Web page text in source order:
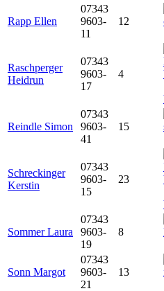
Rapp Ellen
07343
9603-
11
12
Raschperger
Heidrun
07343
9603-
17
4
Reindle Simon
07343
9603-
41
15
Schreckinger
Kerstin
07343
9603-
15
23
Sommer Laura
07343
9603-
19
8
Sonn Margot
07343
9603-
21
13